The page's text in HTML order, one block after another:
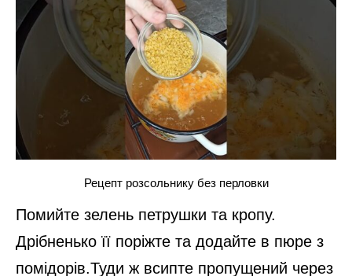
тоненькими напівкільцями. В пательню
вилийте рослинну олію і поставте
розігріватись. Покладіть до сковорідки
цибулю із морквою та смажте, допоки овочі
не стануть м’якими.